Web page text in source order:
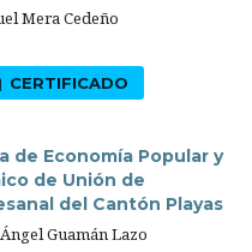
Mera Cedeño
CERTIFICADO
de Economía Popular y
de Unión de
del Cantón Playas
Guamán Lazo